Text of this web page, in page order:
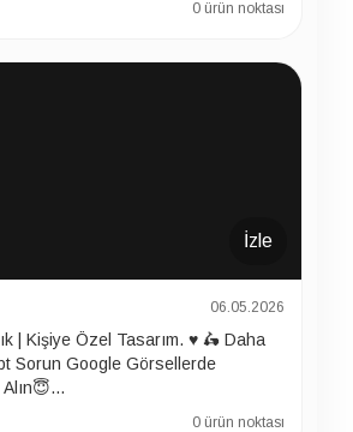
0 ürün noktası
İzle
06.05.2026
| Kişiye Özel Tasarım. ♥️ 🛵 Daha
Sorun Google Görsellerde
Alın😇…
0 ürün noktası